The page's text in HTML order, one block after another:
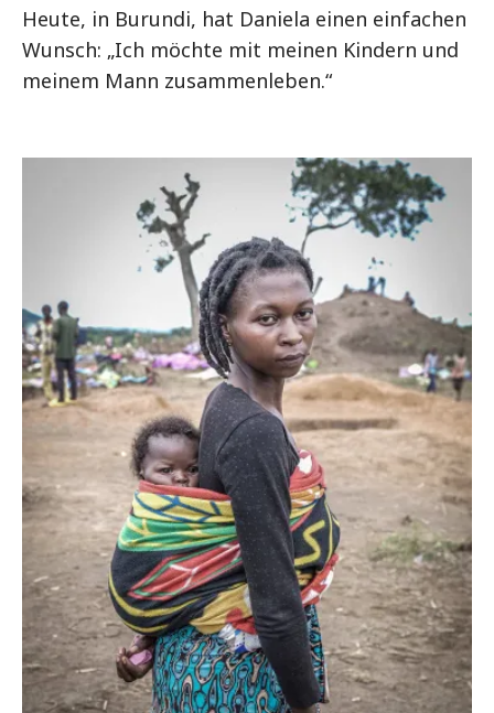
Heute, in Burundi, hat Daniela einen einfachen
Wunsch: „Ich möchte mit meinen Kindern und
meinem Mann zusammenleben.“